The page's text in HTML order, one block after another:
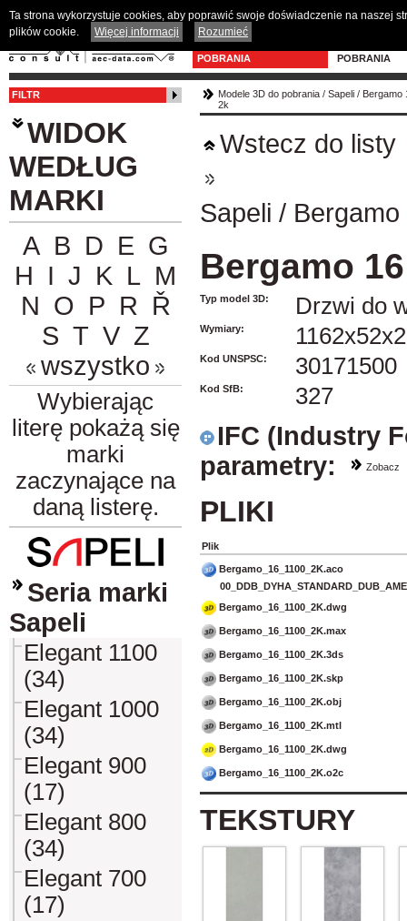
POBRANIA
POBRANIA
FILTR
WIDOK
WEDŁUG
MARKI
A B D E G
H I J K L M
N O P R Ř
S T V Z
wszystko
Wybierając
literę pokażą się
marki
zaczynające na
daną listerę.
Seria marki
Sapeli
Elegant 1100
(34)
Elegant 1000
(34)
Elegant 900
(17)
Elegant 800
(34)
Elegant 700
(17)
Modele 3D do pobrania / Sapeli / Bergamo
2k
Wstecz do listy
Sapeli / Bergamo
Bergamo
Typ model 3D: Drzwi do
Wymiary:
Kod UNSPSC: 30171500
Kod SfB: 327
IFC (Industry
parametry:
Zobacz
PLIKI
Plik
Bergamo_16_1100_2K.aco
Bergamo_16_1100_2K.dwg
Bergamo_16_1100_2K.max
Bergamo_16_1100_2K.3ds
Bergamo_16_1100_2K.skp
Bergamo_16_1100_2K.obj
Bergamo_16_1100_2K.mtl
Bergamo_16_1100_2K.dwg
Bergamo_16_1100_2K.o2c
TEKSTURY
Ta strona wykorzystuje cookies, aby poprawić swoje doświadczenie na naszej
plików cookie.
Więcej informacji Rozumieć